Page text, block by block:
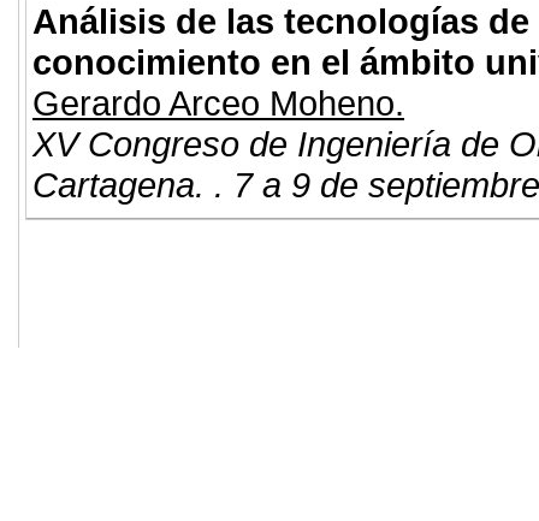
Análisis de las tecnologías
conocimiento en el ámbito
Gerardo Arceo Moheno.
XV Congreso de Ingeniería de
Cartagena. . 7 a 9 de